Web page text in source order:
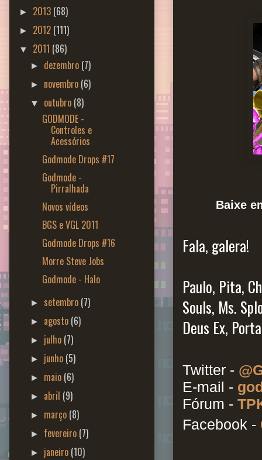
Baixe
Fala, galera!
Paulo, Pita,
Souls, Ms.
Deus Ex,
Twitter -
E-mail -
Fórum -
Facebook -
► 2013 (68)
► 2012 (111)
▼ 2011 (86)
► dezembro (7)
► novembro (6)
▼ outubro (8)
GODMODE -
Controles e
Acessórios
Godmode Drops #17
Godmode -
Pirralhada
Novos vídeos
BGS e VGL 2011
Godmode Drops #16
Morre Steve Jobs
Godmode - Halo
► setembro (7)
► agosto (6)
► julho (7)
► junho (5)
► maio (6)
► abril (9)
► março (8)
► fevereiro (7)
► janeiro (10)